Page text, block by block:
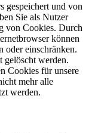
gespeichert und von
Sie als Nutzer
von Cookies. Durch
können
oder einschränken.
gelöscht werden.
Cookies für unsere
mehr alle
werden.